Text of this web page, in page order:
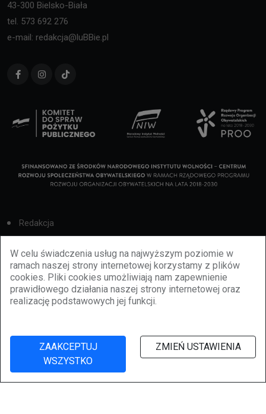
W celu świadczenia usług na najwyższym poziomie w
ramach naszej strony internetowej korzystamy z plików
cookies. Pliki cookies umożliwiają nam zapewnienie
prawidłowego działania naszej strony internetowej oraz
realizację podstawowych jej funkcji.
ZAAKCEPTUJ
WSZYSTKO
ZMIEŃ USTAWIENIA
43-300 Bielsko-Biała
tel. 573 692 276
e-mail: redakcja@luBBie.pl
Redakcja
Cookies
Reklama
BBiletomania